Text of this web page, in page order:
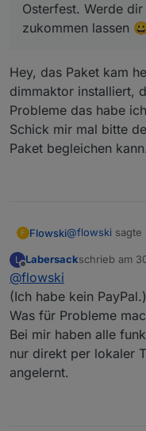
Osterfest. Werde
zukommen lassen
Hey, das Paket kam
dimmaktor installiert,
Probleme das habe
Schick mir mal bitte
Paket begleichen
F Flowski@flowski sagte
tätig und hat
funktioniert
Osterfest.
zukommen
Hey, das Paket
dimmaktor
Probleme das
danke. Schick
mit dem Paket
L
Offline
Labersackschrieb am
zuletzt
@flowski
(Ich habe kein PayPal.)
Was für Probleme
Bei mir haben alle
nur direkt per lokaler
angelernt.